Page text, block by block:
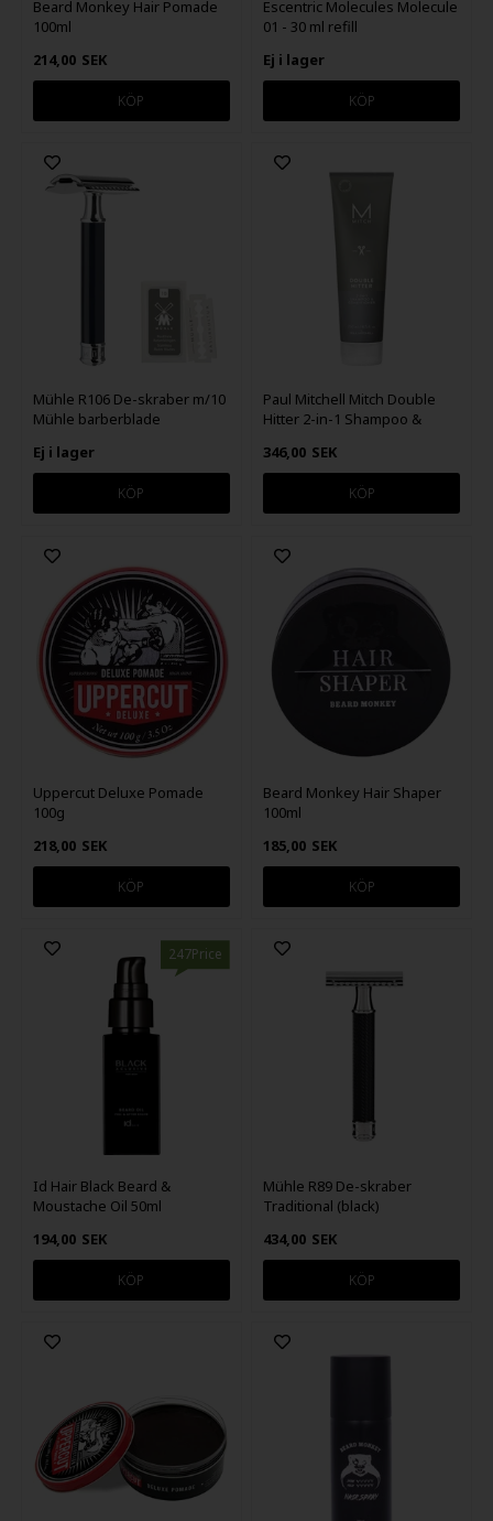
Beard Monkey Hair Pomade
100ml
214,00 SEK
Escentric Molecules Molecule
01 - 30 ml refill
Ej i lager
Mühle R106 De-skraber m/10
Mühle barberblade
Ej i lager
Paul Mitchell Mitch Double
Hitter 2-in-1 Shampoo &
346,00 SEK
Uppercut Deluxe Pomade
100g
218,00 SEK
Beard Monkey Hair Shaper
100ml
185,00 SEK
247Price
Id Hair Black Beard &
Moustache Oil 50ml
194,00 SEK
Mühle R89 De-skraber
Traditional (black)
434,00 SEK